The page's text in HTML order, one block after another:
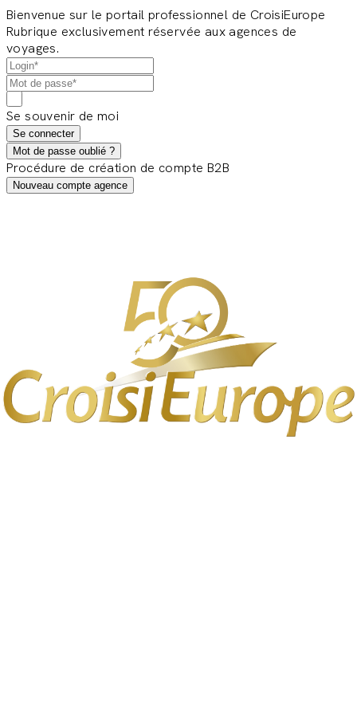
Bienvenue sur le portail professionnel de CroisiEurope
Rubrique exclusivement réservée aux agences de
voyages.
Se souvenir de moi
Se connecter
Mot de passe oublié ?
Procédure de création de compte B2B
Nouveau compte agence